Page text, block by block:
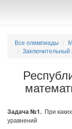
Все олимпиады
Заключительный
Задача №1. При
уравнений